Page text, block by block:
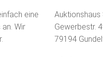
eine
Wir
Auktionshaus
Gewerbestr.
79194